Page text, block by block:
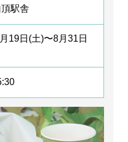
駅舎
19日(土)〜8月31日